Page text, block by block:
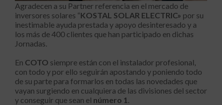
Agradecen a su Partner referencia en el mercado de
inversores solares “KOSTAL SOLAR ELECTRIC» por su
inestimable ayuda prestada y apoyo desinteresado y a
los más de 400 clientes que han participado en dichas
Jornadas.
En COTO siempre están con el instalador profesional,
con todo y por ello seguirán apostando y poniendo todo
de su parte para formarlos en todas las novedades que
vayan surgiendo en cualquiera de las divisiones del sector
y conseguir que sean el número 1